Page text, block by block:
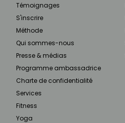
Témoignages
S'inscrire
Méthode
Qui sommes-nous
Presse & médias
Programme ambassadrice
Charte de confidentialité
Services
Fitness
Yoga